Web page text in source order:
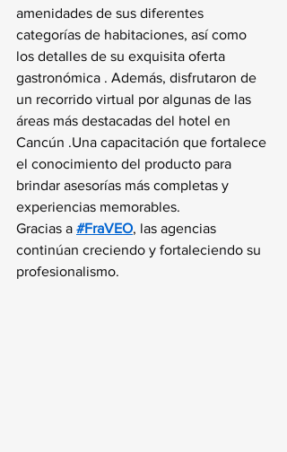
amenidades de sus diferentes
categorías de habitaciones, así como
los detalles de su exquisita oferta
gastronómica . Además, disfrutaron de
un recorrido virtual por algunas de las
áreas más destacadas del hotel en
Cancún .Una capacitación que fortalece
el conocimiento del producto para
brindar asesorías más completas y
experiencias memorables.
Gracias a #FraVEO, las agencias
continúan creciendo y fortaleciendo su
profesionalismo.